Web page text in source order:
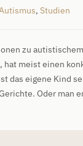
, Studien
zu autistischem
hat meist einen
das eigene Kind
Oder man